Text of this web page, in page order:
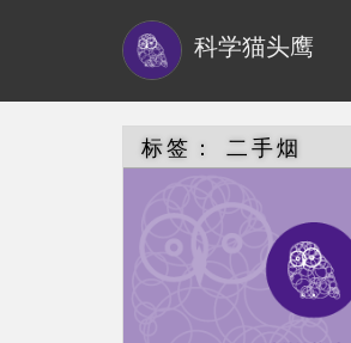
科学猫头鹰
标签： 二手烟